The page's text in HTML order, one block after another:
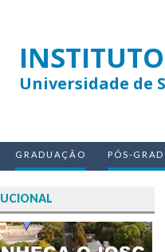
Universidade de
GRADUAÇÃO PÓS-